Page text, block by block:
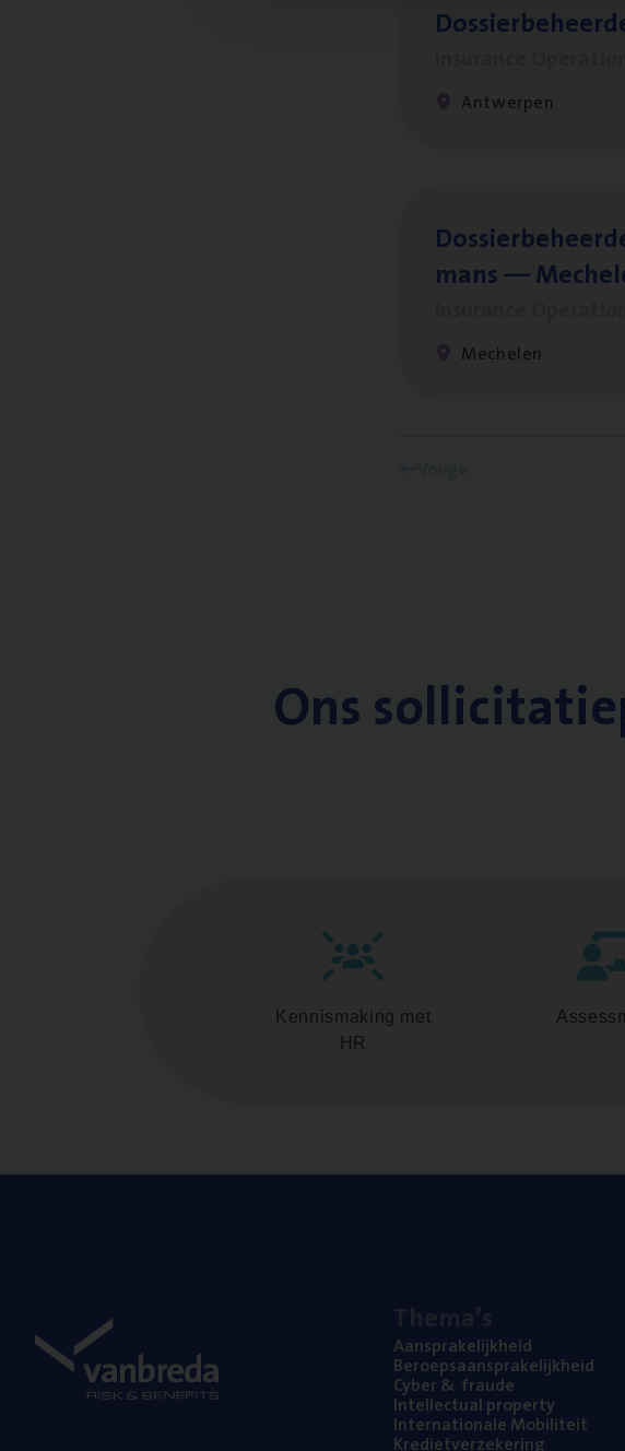
Antwerpen
mans —
Mechelen
Ons
Kennismaking met
HR
Aan­spra­ke­lijk­heid
Beroeps­aan­spra­ke­lijk­heid
Cyber& fraude
Intel­lec­tu­al property
Inter­na­ti­o­na­le Mobiliteit
Kre­diet­ver­ze­ke­ring